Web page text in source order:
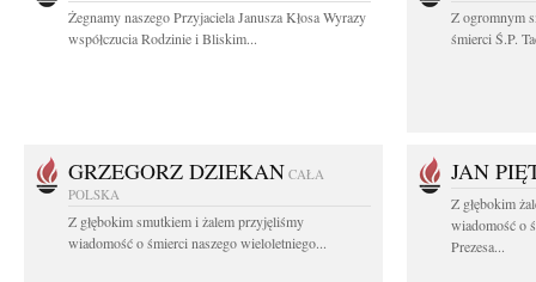
Żegnamy naszego Przyjaciela Janusza Kłosa Wyrazy
współczucia Rodzinie i Bliskim...
Z ogromnym
śmierci Ś.P.
GRZEGORZ DZIEKAN CAŁA
POLSKA
Z głębokim smutkiem i żalem przyjęliśmy
wiadomość o śmierci naszego wieloletniego...
JAN
Z głębokim
wiadomość o
Prezesa...